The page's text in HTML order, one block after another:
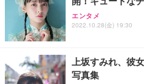
エンタメ
2022.10.28(金) 19:30
上坂すみれ、彼
写真集